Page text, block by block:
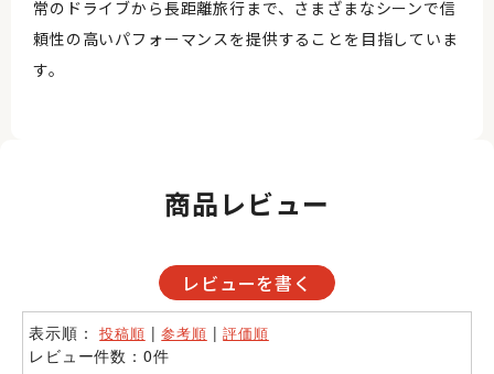
常のドライブから長距離旅行まで、さまざまなシーンで信
頼性の高いパフォーマンスを提供することを目指していま
す。
商品レビュー
レビューを書く
表示順：投稿順 |参考順 |評価順
レビュー件数：0件